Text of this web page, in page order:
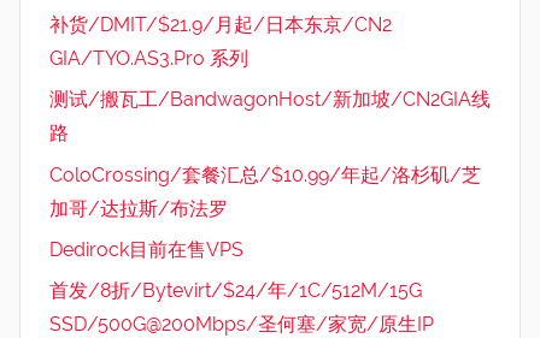
补货/DMIT/$21.9/月起/日本东京/CN2
GIA/TYO.AS3.Pro 系列
测试/搬瓦工/BandwagonHost/新加坡/CN2GIA线
路
ColoCrossing/套餐汇总/$10.99/年起/洛杉矶/芝
加哥/达拉斯/布法罗
Dedirock目前在售VPS
首发/8折/Bytevirt/$24/年/1C/512M/15G
SSD/500G@200Mbps/圣何塞/家宽/原生IP